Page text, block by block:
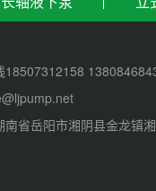
全国服务热线
E-Mail：
生产地址：湖南